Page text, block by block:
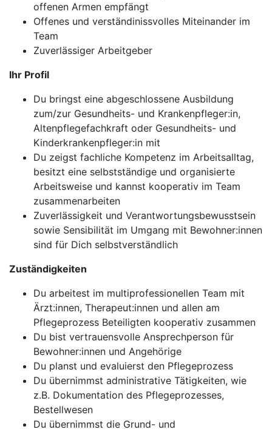
offenen Armen empfängt
Offenes und verständinissvolles Miteinander im
Team
Zuverlässiger Arbeitgeber
Ihr Profil
Du bringst eine abgeschlossene Ausbildung
zum/zur Gesundheits- und Krankenpfleger:in,
Altenpflegefachkraft oder Gesundheits- und
Kinderkrankenpfleger:in mit
Du zeigst fachliche Kompetenz im Arbeitsalltag,
besitzt eine selbstständige und organisierte
Arbeitsweise und kannst kooperativ im Team
zusammenarbeiten
Zuverlässigkeit und Verantwortungsbewusstsein
sowie Sensibilität im Umgang mit Bewohner:innen
sind für Dich selbstverständlich
Zuständigkeiten
Du arbeitest im multiprofessionellen Team mit
Ärzt:innen, Therapeut:innen und allen am
Pflegeprozess Beteiligten kooperativ zusammen
Du bist vertrauensvolle Ansprechperson für
Bewohner:innen und Angehörige
Du planst und evaluierst den Pflegeprozess
Du übernimmst administrative Tätigkeiten, wie
z.B. Dokumentation des Pflegeprozesses,
Bestellwesen
Du übernimmst die Grund- und